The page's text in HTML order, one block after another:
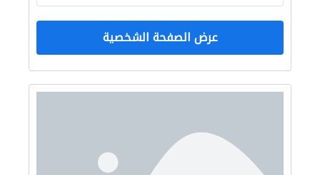
عرض الصفحة الشخصية